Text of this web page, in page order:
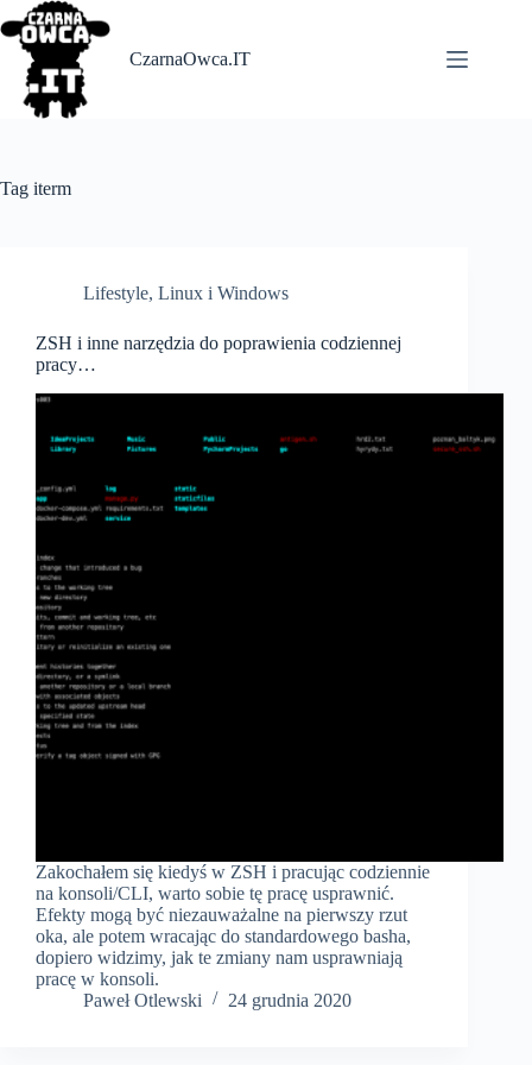
Skip
to
content
CzarnaOwca.IT
Tag iterm
Lifestyle, Linux i Windows
ZSH i inne narzędzia do poprawienia codziennej
pracy…
Zakochałem się kiedyś w ZSH i pracując codziennie
na konsoli/CLI, warto sobie tę pracę usprawnić.
Efekty mogą być niezauważalne na pierwszy rzut
oka, ale potem wracając do standardowego basha,
dopiero widzimy, jak te zmiany nam usprawniają
pracę w konsoli.
Paweł Otlewski
24 grudnia 2020